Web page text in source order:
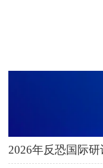
2026年反恐国际